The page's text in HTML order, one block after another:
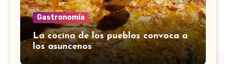
Gastronomía
La cocina de los pueblos convoca a
los asuncenos